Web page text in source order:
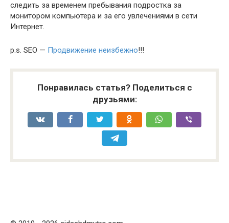
следить за временем пребывания подростка за
монитором компьютера и за его увлечениями в сети
Интернет.
p.s. SEO — Продвижение неизбежно!!!
Понравилась статья? Поделиться с
друзьями: